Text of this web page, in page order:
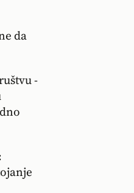
da
-